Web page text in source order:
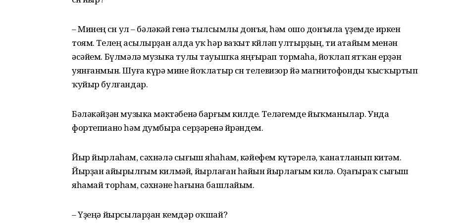
– Минең өсөн ул – бәләкәй генә тылсымлы донъя, һәм ошо донъяла үҙемде иркен
тоям. Телең асылырҙан алда уҡ һәр ваҡыт көйләп ултырҙың, ти атайым менән
әсәйем. Бүлмәлә музыка тулы тауышҡа яңғырап тормаһа, йоҡлап ятҡан ерҙән
уянғанмын. Шуға күрә мине йоҡлатыр өсөн телевизор йә магнитофонды ҡысҡыртып
ҡуйыр булғандар.
Бәләкәйҙән музыка мәктәбенә барғым килде. Теләгемде йыҡманылар. Унда
фортепиано һәм думбыра серҙәренә өйрәндем.
Йыр йырлаһам, сәхнәлә сығыш яһаһам, кәйефем күтәрелә, ҡанатланып китәм.
Йырҙан айырылғым килмәй, йырлаған һайын йырлағым килә. Оҙағыраҡ сығыш
яһамай торһам, сәхнәне һағына башлайым.
– Үҙеңә йырсыларҙан кемдәр оҡшай?